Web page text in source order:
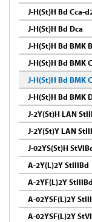
J-H(St)H Bd Cca-
J-H(St)H Bd Dca
J-H(St)H Bd BMK
J-H(St)H Bd BMK
J-H(St)H Bd BMK
J-H(St)H Bd BMK
J-2Y(St)H LAN
J-2Y(St)Y LAN
J-02YS(St)H
A-2Y(L)2Y StIIIBd
A-2YF(L)2Y StIIIBd
A-02YSF(L)2Y
A-02YSF(L)2Y